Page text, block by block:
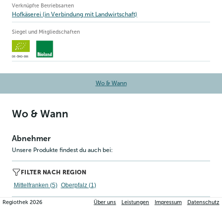
Verknüpfte Betriebsarten
Hofkäserei (in Verbindung mit Landwirtschaft)
Siegel und Mitgliedschaften
DE-ÖKO-006
Wo & Wann
Wo & Wann
Abnehmer
Unsere Produkte findest du auch bei:
FILTER NACH REGION
Mittelfranken (5) Oberpfalz (1)
Regiothek2026 Über uns Leistungen Impressum Datenschutz